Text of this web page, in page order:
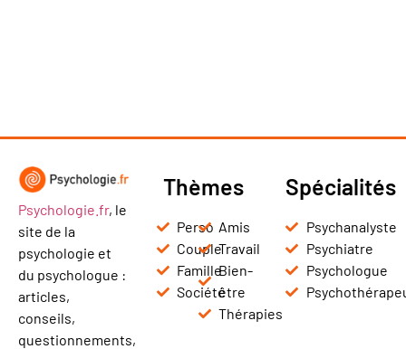
Psychologie.fr, le
site de la
psychologie et
du psychologue :
articles,
conseils,
questionnements,
Thèmes
Perso
Couple
Famille
Société
Amis
Travail
Bien-
être
Thérapies
Spécialités
Psychanalyste
Psychiatre
Psychologue